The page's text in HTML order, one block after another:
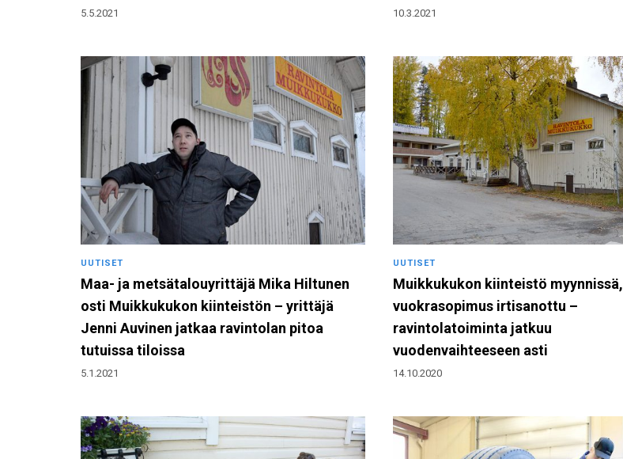
5.5.2021 10.3.2021
UUTISET
Maa- ja metsätalouyrittäjä Mika Hiltunen
osti Muikkukukon kiinteistön – yrittäjä
Jenni Auvinen jatkaa ravintolan pitoa
tutuissa tiloissa
5.1.2021
UUTISET
Muikkukukon kiinteistö myynnissä,
vuokrasopimus irtisanottu –
ravintolatoiminta jatkuu
vuodenvaihteeseen asti
14.10.2020